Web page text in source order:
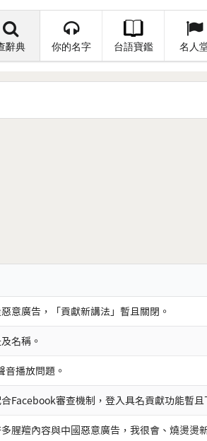
辭典 你的名字 台語寶鑑 名人
意廣告，「貢獻新講法」暫且關閉。
名稱。
播放問題。
Facebook審查機制，登入具名貢獻功能暫且
腥羶內容與中國惡意廣告，我很會、燒燙燙